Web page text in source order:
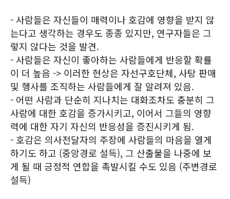
- 사람들은 자신들이 매력이나 호감에 영향을 받지 않
는다고 생각하는 경우도 종종 있지만, 연구자들은 그
렇지 않다는 것을 발견.
- 사람들은 자신이 좋아하는 사람들에게 반응할 확률
이 더 높음 -> 이러한 현상은 자선구호단체, 사탕 판매
및 행사를 조직하는 사람들에게 잘 알려져 있음.
- 어떤 사람과 단순히 지나치는 대화조차도 충분히 그
사람에 대한 호감을 증가시키고, 이어서 그들의 영향
력에 대한 자기 자신의 반응성을 증진시키게 됨.
- 호감은 의사전달자의 주장에 사람들의 마음을 열게
하기도 하고 (중앙경로 설득), 그 산출물을 나중에 보
게 될 때 긍정적 연합을 촉발시킬 수도 있음 (주변경로
설득)